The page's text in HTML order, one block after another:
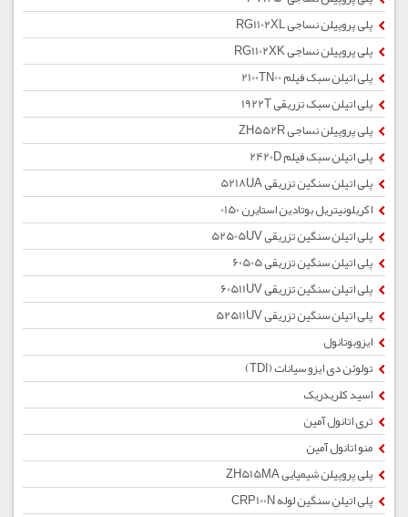
پلی پروپیلن نساجی RG1102XL
پلی پروپیلن نساجی RG1102XK
پلی اتیلن سبک فیلم 2100TN00
پلی اتیلن سبک تزریقی 1922T
پلی پروپیلن نساجی ZH552R
پلی اتیلن سبک فیلم 2420D
پلی اتیلن سنگین تزریقی 5218UA
اکریلونیتریل بوتادین استایرن 0150
پلی اتیلن سنگین تزریقی 52505UV
پلی اتیلن سنگین تزریقی 60505
پلی اتیلن سنگین تزریقی 60511UV
پلی اتیلن سنگین تزریقی 52511UV
ایزوبوتانول
تولوئن دی ایزو سیانات (TDI)
اسید کلریدریک
تری اتانول آمین
منو اتانول آمین
پلی پروپیلن شیمیایی ZH515MA
پلی اتیلن سنگین لوله CRP100N